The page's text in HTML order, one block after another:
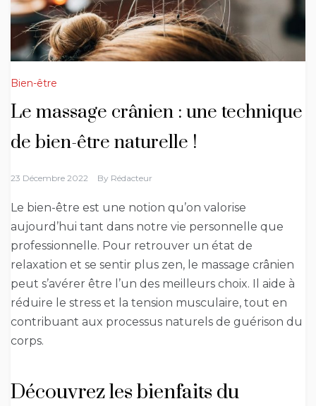
Bien-être
Le massage crânien : une technique
de bien-être naturelle !
23 Décembre 2022 By Rédacteur
Le bien-être est une notion qu’on valorise
aujourd’hui tant dans notre vie personnelle que
professionnelle. Pour retrouver un état de
relaxation et se sentir plus zen, le massage crânien
peut s’avérer être l’un des meilleurs choix. Il aide à
réduire le stress et la tension musculaire, tout en
contribuant aux processus naturels de guérison du
corps.
Découvrez les bienfaits du